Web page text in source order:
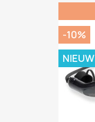
-10%
NIEUW